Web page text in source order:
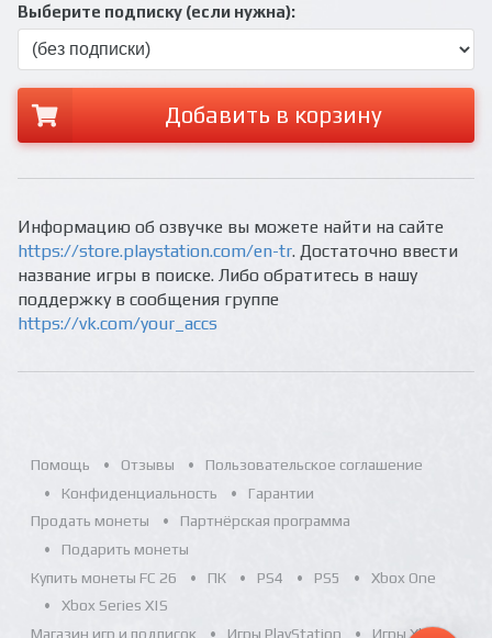
Выберите подписку (если нужна):
Добавить в корзину
Информацию об озвучке вы можете найти на сайте
https://store.playstation.com/en-tr. Достаточно ввести
название игры в поиске. Либо обратитесь в нашу
поддержку в сообщения группе
https://vk.com/your_accs
Помощь Отзывы
Пользовательское соглашение
Конфиденциальность
Гарантии
Продать монеты
Партнёрская программа
Подарить монеты
Купить монеты FC 26
ПК PS4 PS5
Xbox One
Xbox Series X|S
Магазин игр и подписок
Игры PlayStation Игры Xbox